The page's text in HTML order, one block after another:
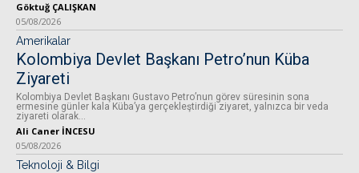
Göktuğ ÇALIŞKAN
05/08/2026
Amerikalar
Kolombiya Devlet Başkanı Petro’nun Küba
Ziyareti
Kolombiya Devlet Başkanı Gustavo Petro’nun görev süresinin sona
ermesine günler kala Küba’ya gerçekleştirdiği ziyaret, yalnızca bir veda
ziyareti olarak...
Ali Caner İNCESU
05/08/2026
Teknoloji & Bilgi